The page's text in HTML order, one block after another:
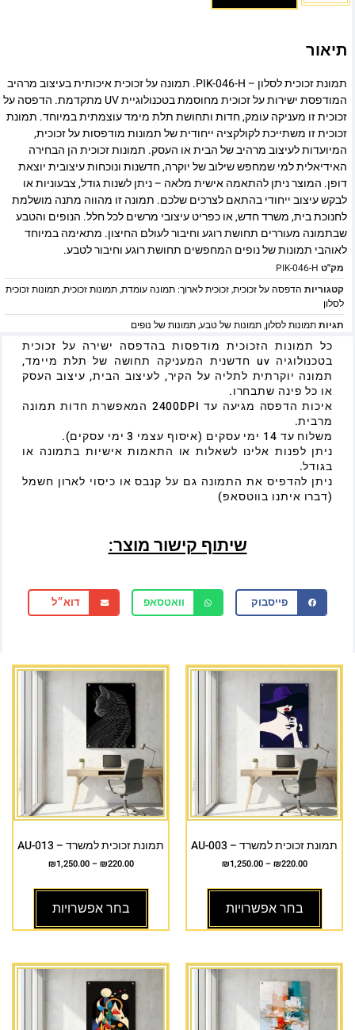
תיאור
תמונת זכוכית לסלון – PIK-046-H. תמונה על זכוכית איכותית בעיצוב מרהיב
המודפסת ישירות על זכוכית מחוסמת בטכנולוגיית UV מתקדמת. הדפסה על
זכוכית זו מעניקה עומק, חדות ותחושת תלת מימד עוצמתית במיוחד. תמונת
זכוכית זו משתייכת לקולקציה ייחודית של תמונות מודפסות על זכוכית,
המיועדות לעיצוב מרהיב של הבית או העסק. תמונות זכוכית הן הבחירה
האידיאלית למי שמחפש שילוב של יוקרה, חדשנות ונוכחות עיצובית יוצאת
דופן. המוצר ניתן להתאמה אישית מלאה – ניתן לשנות גודל, צבעוניות או
לבקש עיצוב ייחודי בהתאם לצרכים שלכם. תמונה זו מהווה מתנה מושלמת
לחנוכת בית, משרד חדש, או כפריט עיצובי מרשים לכל חלל. הנופים והטבע
שבתמונה מעוררים תחושת רוגע וחיבור לעולם החיצון. מתאימה במיוחד
לאוהבי תמונות של נופים המחפשים תחושת רוגע וחיבור לטבע.
מק"ט PIK-046-H
קטגוריות הדפסה על זכוכית,זכוכית לארוך: תמונה עומדת,תמונות זכוכית,תמונות זכוכית
לסלון
תגיותתמונות לסלון,תמונות של טבע,תמונות של נופים
כל תמונות הזכוכית מודפסות בהדפסה ישירה על זכוכית
בטכנולוגיה uv חדשנית המעניקה תחושה של תלת מיימד,
תמונה יוקרתית לתליה על הקיר, לעיצוב הבית, עיצוב העסק
או כל פינה שתבחרו.
איכות הדפסה מגיעה עד 2400DPI המאפשרת חדות תמונה
מרבית.
משלוח עד 14 ימי עסקים (איסוף עצמי 3 ימי עסקים).
ניתן לפנות אלינו לשאלות או התאמות אישיות בתמונה או
בגודל.
ניתן להדפיס את התמונה גם על קנבס או כיסוי לארון חשמל
(דברו איתנו בווטסאפ)
שיתוף קישור מוצר:
פייסבוק וואטסאפ דוא״ל
תמונת זכוכית למשרד – AU-003
₪220.00
–
₪1,250.00
בחר אפשרויות
תמונת זכוכית למשרד – AU-013
₪220.00
–
₪1,250.00
בחר אפשרויות